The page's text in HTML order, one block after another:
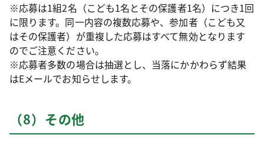
※応募は1組2名（こども1名とその保護者1名）につき1回
に限ります。同一内容の複数応募や、参加者（こども又
はその保護者）が重複した応募はすべて無効となります
のでご注意ください。
※応募者多数の場合は抽選とし、当落にかかわらず結果
はEメールでお知らせします。
（8）その他